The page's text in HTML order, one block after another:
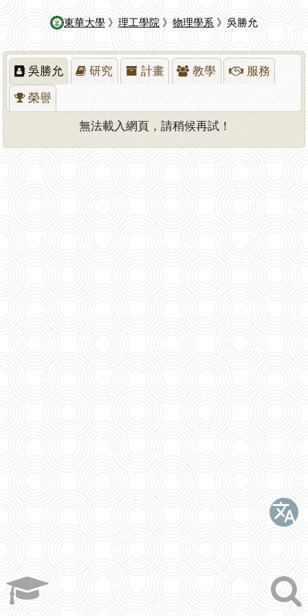
東華大學 》 理工學院 》 物理學系 》吳勝允
吳勝允 研究 計畫 教學 服務
榮譽
無法載入網頁，請稍候再試！